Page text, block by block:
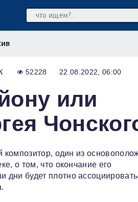
52228 22.08.2022, 06:00
или
композитор, один из
о том, что окончание его
будет плотно